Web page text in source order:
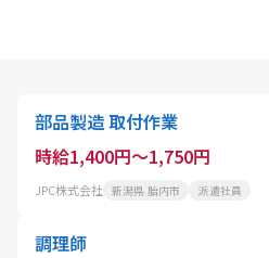
部品製造 取付作業
時給1,400円～1,750円
JPC株式会社 新潟県 胎内市 派遣社員
調理師